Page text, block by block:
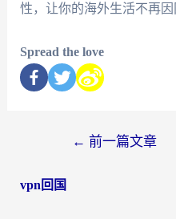
性，让你的海外生活不再因
Spread the love
← 前一篇文章
vpn回国